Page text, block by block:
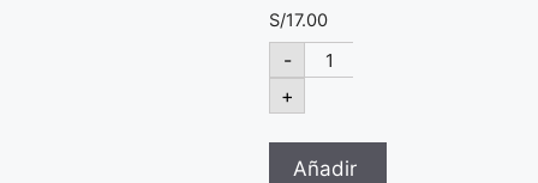
S/17.00
-
+
Añadir